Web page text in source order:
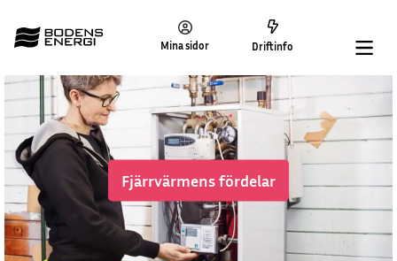
Mina sidor Driftinfo
Fjärrvärmens fördelar